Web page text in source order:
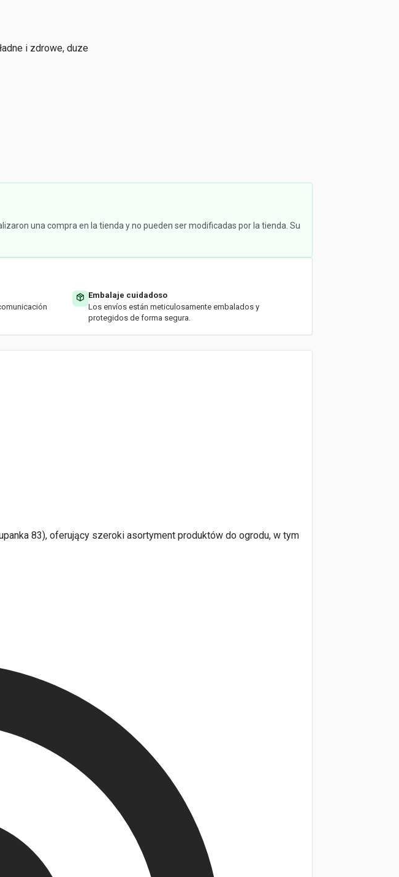
i zdrowe, duze
una compra en la tienda y no pueden ser modificadas por la tienda. Su
Embalaje cuidadoso
Los envíos están meticulosamente embalados y
protegidos de forma segura.
83), oferujący szeroki asortyment produktów do ogrodu, w tym